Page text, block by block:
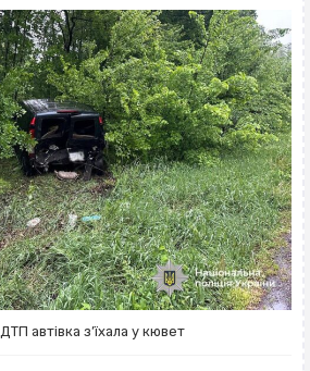
автівка з’їхала у кювет